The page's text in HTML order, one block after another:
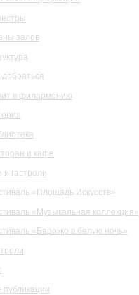
залов
добраться
в филармонию
и кафе
и гастроли
«Площадь Искусств»
«Музыкальная коллекция»
«Барокко в белую ночь»
публикации